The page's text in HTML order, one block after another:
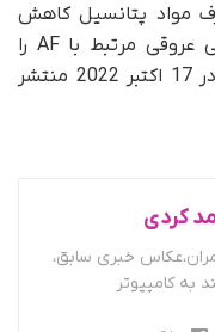
مواد پتانسیل کاهش
عوارض طولانی مدت بیماری های قلبی عروقی مرتبط با AF را
دارد.این مطالعه در ژورنال قلب اروپا در 17 اکتبر 2022 منتشر
کردی
خبری سابق،
به کامپیوتر